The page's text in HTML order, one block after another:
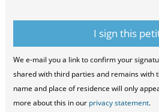
We e-mail you a link to confirm your
shared with third parties and remains with
name and place of residence will only
more about this in our privacy statement.